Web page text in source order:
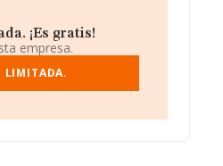
¡Es gratis!
empresa.
LIMITADA.